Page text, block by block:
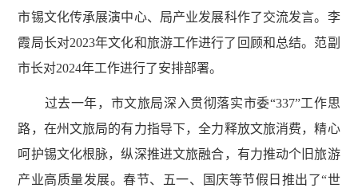
市锡文化传承展演中心、局产业发展科作了交流发言。李
霞局长对2023年文化和旅游工作进行了回顾和总结。范副
市长对2024年工作进行了安排部署。
过去一年，市文旅局深入贯彻落实市委“337”工作思
路，在州文旅局的有力指导下，全力释放文旅消费，精心
呵护锡文化根脉，纵深推进文旅融合，有力推动个旧旅游
产业高质量发展。春节、五一、国庆等节假日推出了“世